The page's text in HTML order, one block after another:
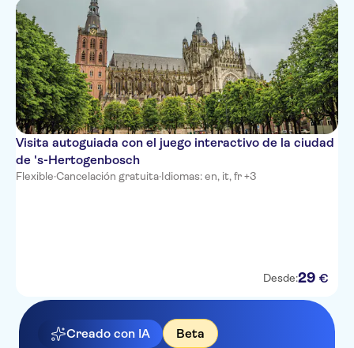
Visita autoguiada con el juego interactivo de la ciudad
de 's-Hertogenbosch
Flexible·Cancelación gratuita·Idiomas: en, it, fr +3
Desde:29 €
Creado con IA Beta